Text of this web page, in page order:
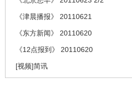
《津晨播报》 20110621
《东方新闻》 20110620
《12点报到》 20110620
[视频]简讯